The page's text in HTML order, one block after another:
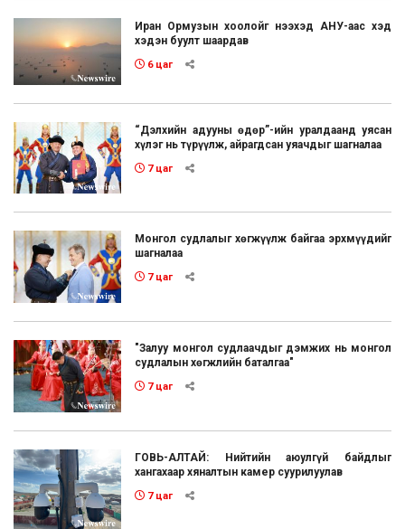
Иран Ормузын хоолойг нээхэд АНУ-аас хэд
хэдэн буулт шаардав
6 цаг
“Дэлхийн адууны өдөр”-ийн уралдаанд уясан
хүлэг нь түрүүлж, айрагдсан уяачдыг шагналаа
7 цаг
Монгол судлалыг хөгжүүлж байгаа эрхмүүдийг
шагналаа
7 цаг
"Залуу монгол судлаачдыг дэмжих нь монгол
судлалын хөгжлийн баталгаа"
7 цаг
ГОВЬ-АЛТАЙ: Нийтийн аюулгүй байдлыг
хангахаар хяналтын камер суурилуулав
7 цаг